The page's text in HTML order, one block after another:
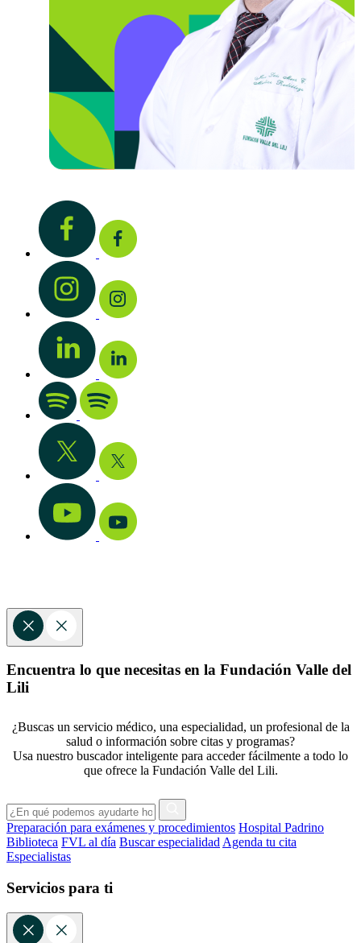
Encuentra lo que necesitas en la Fundación Valle del
Lili
¿Buscas un servicio médico, una especialidad, un profesional de la
salud o información sobre citas y programas?
Usa nuestro buscador inteligente para acceder fácilmente a todo lo
que ofrece la Fundación Valle del Lili.
Preparación para exámenes y procedimientos Hospital Padrino
Biblioteca FVL al día Buscar especialidad Agenda tu cita
Especialistas
Servicios para ti